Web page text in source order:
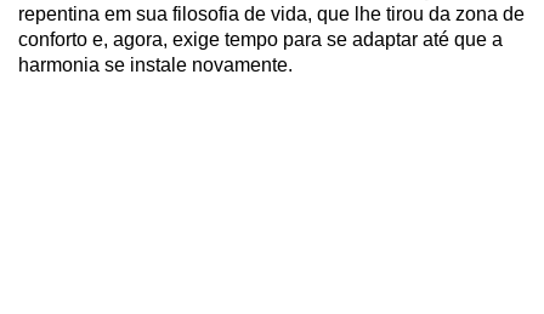
repentina em sua filosofia de vida, que lhe tirou da zona de
conforto e, agora, exige tempo para se adaptar até que a
harmonia se instale novamente.